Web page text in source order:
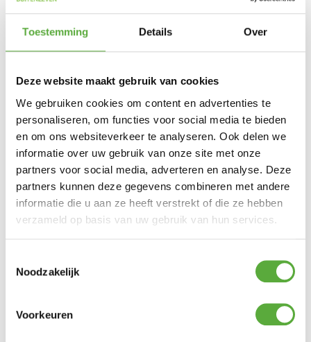
Toestemming Details Over
Deze website maakt gebruik van cookies
We gebruiken cookies om content en advertenties te
personaliseren, om functies voor social media te bieden
en om ons websiteverkeer te analyseren. Ook delen we
informatie over uw gebruik van onze site met onze
partners voor social media, adverteren en analyse. Deze
partners kunnen deze gegevens combineren met andere
informatie die u aan ze heeft verstrekt of die ze hebben
verzameld op basis van uw gebruik van hun services.
Noodzakelijk
Voorkeuren
Snelle verzending & levering aan huis
Anna's Collection
Goud
8713619381386